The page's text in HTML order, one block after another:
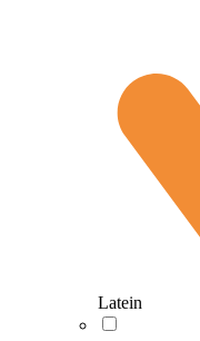
Latein